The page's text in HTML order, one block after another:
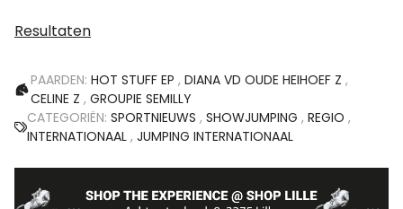
Resultaten
PAARDEN: HOT STUFF EP , DIANA VD OUDE HEIHOEF Z ,
CELINE Z , GROUPIE SEMILLY
CATEGORIËN: SPORTNIEUWS , SHOWJUMPING , REGIO ,
INTERNATIONAAL , JUMPING INTERNATIONAAL